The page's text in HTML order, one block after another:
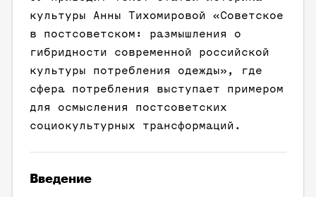
культуры Анны Тихомировой «Советское
в постсоветском: размышления о
гибридности современной российской
культуры потребления одежды», где
сфера потребления выступает примером
для осмысления постсоветских
социокультурных трансформаций.
Введение